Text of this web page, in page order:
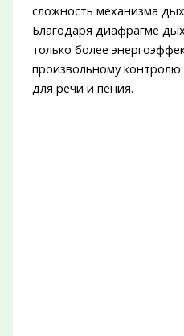
сложность механизма
Благодаря диафрагме
только более
произвольному
для речи и пения.